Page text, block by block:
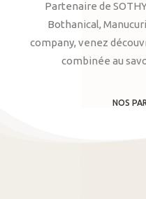
Partenaire de
Bothanical,
company, venez
combinée au
NOS